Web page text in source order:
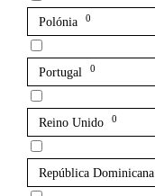
Polónia 0
Portugal 0
Reino Unido 0
República Dominicana